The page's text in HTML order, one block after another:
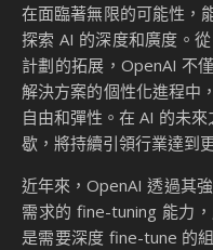
在面臨著無限的可能性，
探索 AI 的深度和廣度。
計劃的拓展，OpenAI 不
解決方案的個性化進程中
自由和彈性。在 AI 的未
歇，將持續引領行業達到
近年來，OpenAI 透過其
需求的 fine-tuning 能力
是需要深度 fine-tune 的